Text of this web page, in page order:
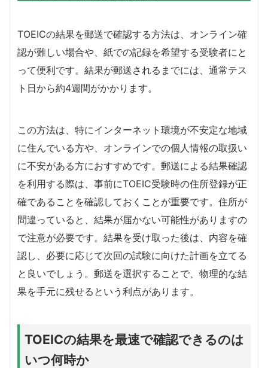
TOEICの結果を郵送で確認する方法は、オンライン確
認が難しい場合や、紙での記録を希望する受験者にと
って便利です。結果が郵送されるまでには、通常テス
ト日から約4週間がかかります。
この方法は、特にインターネット環境が不安定な地域
に住んでいる方や、オンラインでの個人情報の取扱い
に不安がある方におすすめです。郵送による結果確認
を利用する際は、事前にTOEIC受験時の住所登録が正
確であることを確認しておくことが重要です。住所が
間違っていると、結果が届かない可能性がありますの
で注意が必要です。結果を受け取った後は、内容を確
認し、必要に応じて次回の試験に向けた計画を立てる
と良いでしょう。郵送を選択することで、物理的な結
果を手元に残せるという利点があります。
TOEICの結果を最速で確認できるのは
いつ何時か